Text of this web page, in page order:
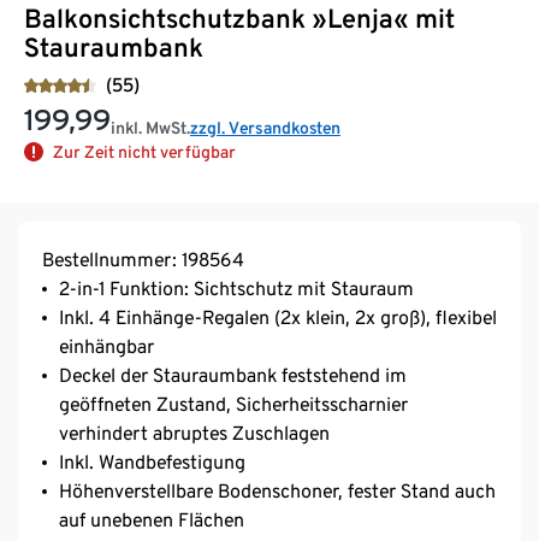
Balkonsichtschutzbank »Lenja« mit
Stauraumbank
(55)
199,99inkl. MwSt.zzgl. Versandkosten
Zur Zeit nicht verfügbar
Bestellnummer: 198564
2-in-1 Funktion: Sichtschutz mit Stauraum
Inkl. 4 Einhänge-Regalen (2x klein, 2x groß), flexibel
einhängbar
Deckel der Stauraumbank feststehend im
geöffneten Zustand, Sicherheitsscharnier
verhindert abruptes Zuschlagen
Inkl. Wandbefestigung
Höhenverstellbare Bodenschoner, fester Stand auch
auf unebenen Flächen